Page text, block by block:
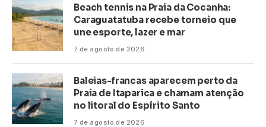
Beach tennis na Praia da Cocanha:
Caraguatatuba recebe torneio que
une esporte, lazer e mar
7 de agosto de 2026
Baleias-francas aparecem perto da
Praia de Itaparica e chamam atenção
no litoral do Espírito Santo
7 de agosto de 2026